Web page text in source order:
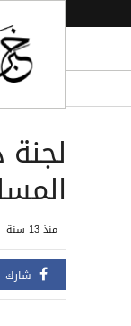
منذ 13 سنة
شارك